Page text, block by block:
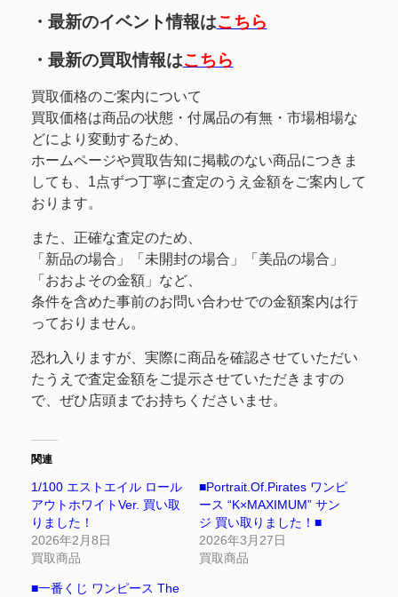
・最新のイベント情報はこちら
・最新の買取情報はこちら
買取価格のご案内について
買取価格は商品の状態・付属品の有無・市場相場な
どにより変動するため、
ホームページや買取告知に掲載のない商品につきま
しても、1点ずつ丁寧に査定のうえ金額をご案内して
おります。
また、正確な査定のため、
「新品の場合」「未開封の場合」「美品の場合」
「おおよその金額」など、
条件を含めた事前のお問い合わせでの金額案内は行
っておりません。
恐れ入りますが、実際に商品を確認させていただい
たうえで査定金額をご提示させていただきますの
で、ぜひ店頭までお持ちくださいませ。
関連
1/100 エストエイル ロール
アウトホワイトVer. 買い取
りました！
2026年2月8日
買取商品
■Portrait.Of.Pirates ワンピ
ース “K×MAXIMUM” サン
ジ 買い取りました！■
2026年3月27日
買取商品
■一番くじ ワンピース The